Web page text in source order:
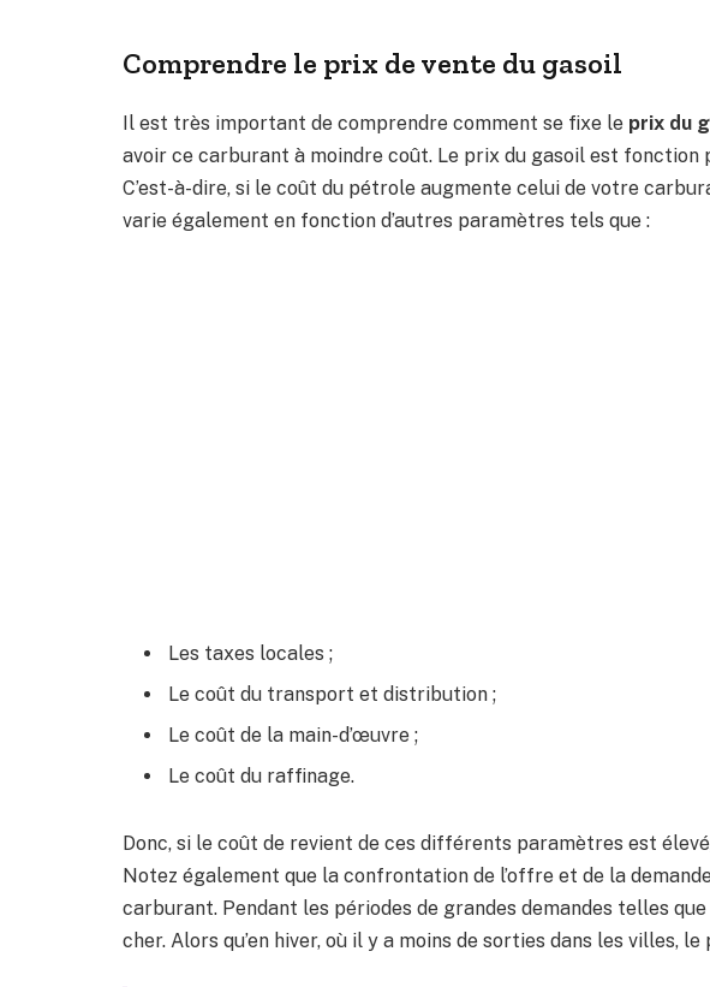
Comprendre le prix de vente du gasoil
Il est très important de comprendre comment se fixe le prix du
avoir ce carburant à moindre coût. Le prix du gasoil est
C’est-à-dire, si le coût du pétrole augmente celui de votre
varie également en fonction d’autres paramètres tels que :
Les taxes locales ;
Le coût du transport et distribution ;
Le coût de la main-d’œuvre ;
Le coût du raffinage.
Donc, si le coût de revient de ces différents paramètres est
Notez également que la confrontation de l’offre et de la
carburant. Pendant les périodes de grandes demandes telles
cher. Alors qu’en hiver, où il y a moins de sorties dans les villes, le